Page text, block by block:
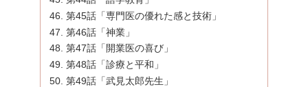
第45話「専門医の優れた感と技術」
第46話「神業」
第47話「開業医の喜び」
第48話「診療と平和」
第49話「武見太郎先生」